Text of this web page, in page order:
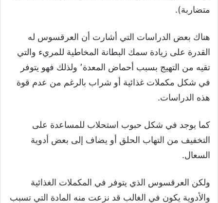
متضاربة).
هناك بعض الدراسات التي أشارت أن العرقسوس له
القدرة على زيادة سمك البطانة المخاطية للمريء والتي
تقيه من التهيج بسبب أحماض المعدة٬ ولذلك فهو يتوفر
في شكل مكملات غذائية أو شراب بالرغم من عدم قوة
هذه الدراسات.
كما يوجد في شكل حبوب استحلاب للمساعدة على
التخفيف من التهاب الحلق أو يضاف إلى بعض أدوية
السعال.
ولكن العرقسوس الذي يتوفر في المكملات الغذائية
والأدوية يكون في الغالب قد نزعت منه المادة التي تسبب